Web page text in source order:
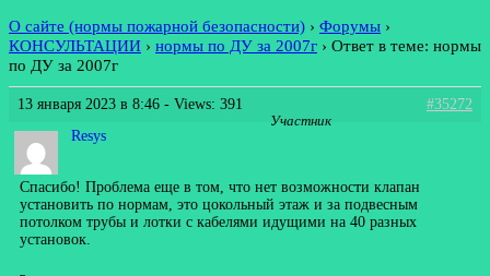
О сайте (нормы пожарной безопасности) › Форумы ›
КОНСУЛЬТАЦИИ › нормы по ДУ за 2007г › Ответ в теме: нормы
по ДУ за 2007г
13 января 2023 в 8:46 - Views: 391
#35272
Resys
Участник
Спасибо! Проблема еще в том, что нет возможности клапан
установить по нормам, это цокольный этаж и за подвесным
потолком трубы и лотки с кабелями идущими на 40 разных
установок.